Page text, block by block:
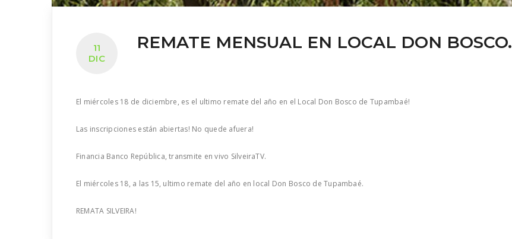
11
DIC
REMATE MENSUAL EN LOCAL DON BOSCO.
El miércoles 18 de diciembre, es el ultimo remate del año en el Local Don Bosco de Tupambaé!
Las inscripciones están abiertas! No quede afuera!
Financia Banco República, transmite en vivo SilveiraTV.
El miércoles 18, a las 15, ultimo remate del año en local Don Bosco de Tupambaé.
REMATA SILVEIRA!